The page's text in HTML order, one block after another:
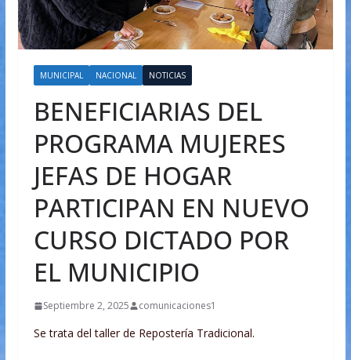
MUNICIPAL NACIONAL NOTICIAS
BENEFICIARIAS DEL
PROGRAMA MUJERES
JEFAS DE HOGAR
PARTICIPAN EN NUEVO
CURSO DICTADO POR
EL MUNICIPIO
Septiembre 2, 2025 comunicaciones1
Se trata del taller de Repostería Tradicional.